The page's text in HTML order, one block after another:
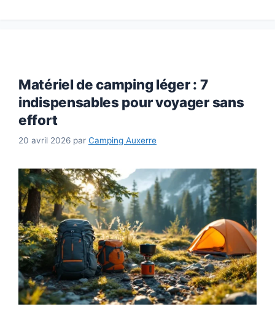
Matériel de camping léger : 7
indispensables pour voyager sans
effort
20 avril 2026 par Camping Auxerre